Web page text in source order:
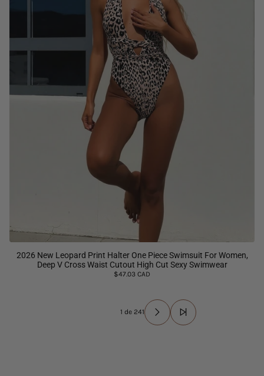
2026 New Leopard Print Halter One Piece Swimsuit For Women,
Deep V Cross Waist Cutout High Cut Sexy Swimwear
$47.03 CAD
1 de 241